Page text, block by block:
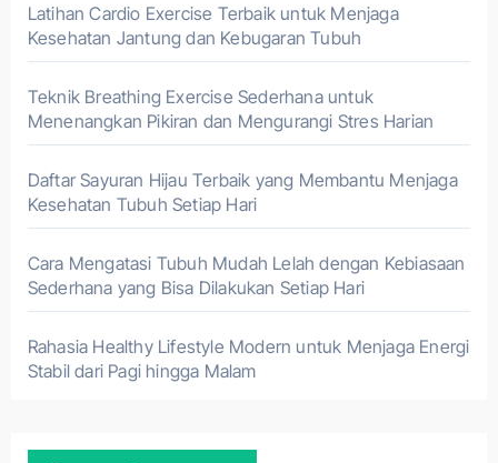
Latihan Cardio Exercise Terbaik untuk Menjaga
Kesehatan Jantung dan Kebugaran Tubuh
Teknik Breathing Exercise Sederhana untuk
Menenangkan Pikiran dan Mengurangi Stres Harian
Daftar Sayuran Hijau Terbaik yang Membantu Menjaga
Kesehatan Tubuh Setiap Hari
Cara Mengatasi Tubuh Mudah Lelah dengan Kebiasaan
Sederhana yang Bisa Dilakukan Setiap Hari
Rahasia Healthy Lifestyle Modern untuk Menjaga Energi
Stabil dari Pagi hingga Malam